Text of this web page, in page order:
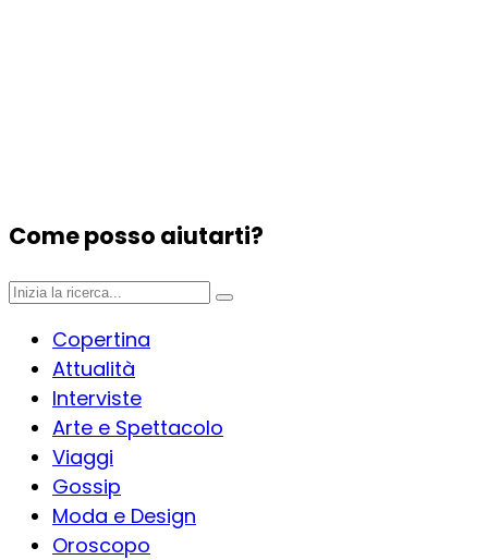
Come posso aiutarti?
Copertina
Attualità
Interviste
Arte e Spettacolo
Viaggi
Gossip
Moda e Design
Oroscopo